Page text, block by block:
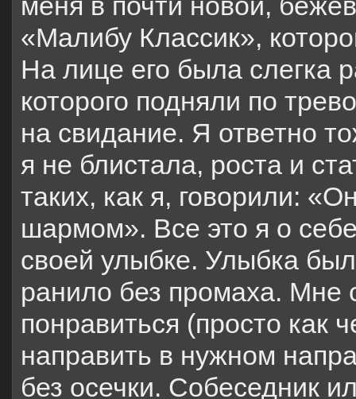
«Малибу Классик»,
На лице его была слегка
которого подняли по
на свидание. Я ответно
я не блистала, роста и
таких, как я, говорили:
шармом». Все это я о
своей улыбке. Улыбка
ранило без промаха. Мне
понравиться (просто как
направить в нужном
без осечки. Собеседник